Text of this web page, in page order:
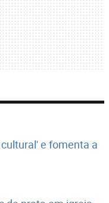
e fomenta a